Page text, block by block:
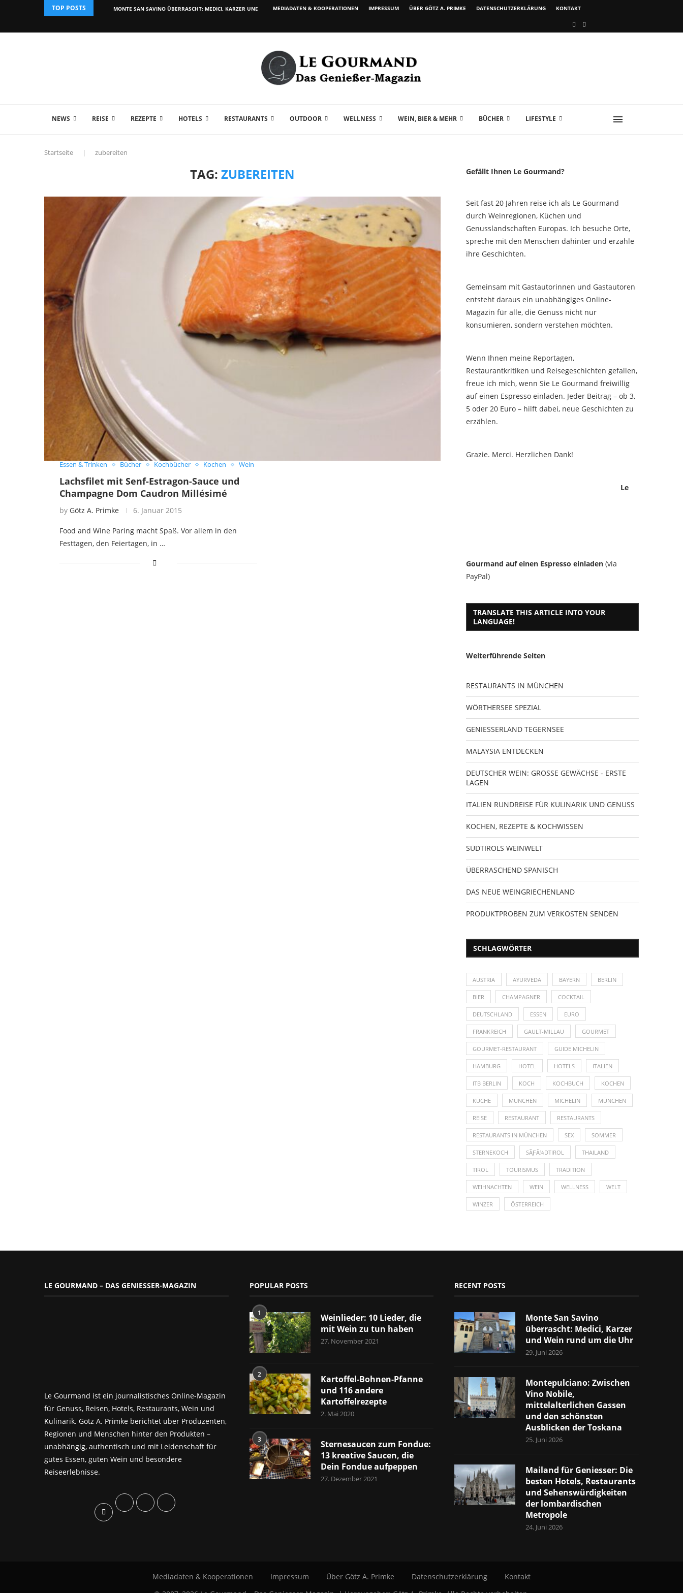
TOP POSTS MONTE SAN SAVINO ÜBERRASCHT: MEDICI, KARZER UND WEIN...MEDIADATEN & KOOPERATIONEN IMPRESSUM ÜBER GÖTZ A. PRIMKE DATENSCHUTZERKLÄRUNG KONTAKT
NEWS REISE REZEPTE HOTELS RESTAURANTS OUTDOOR WELLNESS WEIN, BIER & MEHR BÜCHER LIFESTYLE
Startseite | zubereiten
TAG: ZUBEREITEN
Essen & Trinken Bücher Kochbücher Kochen Wein
Lachsfilet mit Senf-Estragon-Sauce und
Champagne Dom Caudron Millésimé
by Götz A. Primke 6. Januar 2015
Food and Wine Paring macht Spaß. Vor allem in den
Festtagen, den Feiertagen, in …
Gefällt Ihnen Le Gourmand?
Seit fast 20 Jahren reise ich als Le Gourmand
durch Weinregionen, Küchen und
Genusslandschaften Europas. Ich besuche Orte,
spreche mit den Menschen dahinter und erzähle
ihre Geschichten.
Gemeinsam mit Gastautorinnen und Gastautoren
entsteht daraus ein unabhängiges Online-
Magazin für alle, die Genuss nicht nur
konsumieren, sondern verstehen möchten.
Wenn Ihnen meine Reportagen,
Restaurantkritiken und Reisegeschichten gefallen,
freue ich mich, wenn Sie Le Gourmand freiwillig
auf einen Espresso einladen. Jeder Beitrag – ob 3,
5 oder 20 Euro – hilft dabei, neue Geschichten zu
erzählen.
Grazie. Merci. Herzlichen Dank!
Le
Gourmand auf einen Espresso einladen (via
PayPal)
TRANSLATE THIS ARTICLE INTO YOUR
LANGUAGE!
Weiterführende Seiten
RESTAURANTS IN MÜNCHEN
WÖRTHERSEE SPEZIAL
GENIESSERLAND TEGERNSEE
MALAYSIA ENTDECKEN
DEUTSCHER WEIN: GROSSE GEWÄCHSE - ERSTE
LAGEN
ITALIEN RUNDREISE FÜR KULINARIK UND GENUSS
KOCHEN, REZEPTE & KOCHWISSEN
SÜDTIROLS WEINWELT
ÜBERRASCHEND SPANISCH
DAS NEUE WEINGRIECHENLAND
PRODUKTPROBEN ZUM VERKOSTEN SENDEN
SCHLAGWÖRTER
AUSTRIA AYURVEDA BAYERN BERLIN
BIER CHAMPAGNER COCKTAIL
DEUTSCHLAND ESSEN EURO
FRANKREICH GAULT-MILLAU GOURMET
GOURMET-RESTAURANT GUIDE MICHELIN
HAMBURG HOTEL HOTELS ITALIEN
ITB BERLIN KOCH KOCHBUCH KOCHEN
KÜCHE MÜNCHEN MICHELIN MÜNCHEN
REISE RESTAURANT RESTAURANTS
RESTAURANTS IN MÜNCHEN SEX SOMMER
STERNEKOCH SÃƑÂ¼DTIROL THAILAND
TIROL TOURISMUS TRADITION
WEIHNACHTEN WEIN WELLNESS WELT
WINZER ÖSTERREICH
LE GOURMAND – DAS GENIESSER-MAGAZIN
Le Gourmand ist ein journalistisches Online-Magazin
für Genuss, Reisen, Hotels, Restaurants, Wein und
Kulinarik. Götz A. Primke berichtet über Produzenten,
Regionen und Menschen hinter den Produkten –
unabhängig, authentisch und mit Leidenschaft für
gutes Essen, guten Wein und besondere
Reiseerlebnisse.
POPULAR POSTS
1
Weinlieder: 10 Lieder, die
mit Wein zu tun haben
27. November 2021
2
Kartoffel-Bohnen-Pfanne
und 116 andere
Kartoffelrezepte
2. Mai 2020
3
Sternesaucen zum Fondue:
13 kreative Saucen, die
Dein Fondue aufpeppen
27. Dezember 2021
RECENT POSTS
Monte San Savino
überrascht: Medici, Karzer
und Wein rund um die Uhr
29. Juni 2026
Montepulciano: Zwischen
Vino Nobile,
mittelalterlichen Gassen
und den schönsten
Ausblicken der Toskana
25. Juni 2026
Mailand für Geniesser: Die
besten Hotels, Restaurants
und Sehenswürdigkeiten
der lombardischen
Metropole
24. Juni 2026
Mediadaten & Kooperationen Impressum Über Götz A. Primke Datenschutzerklärung
Kontakt